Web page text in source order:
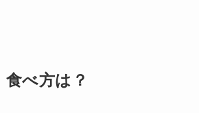
食べ方は？